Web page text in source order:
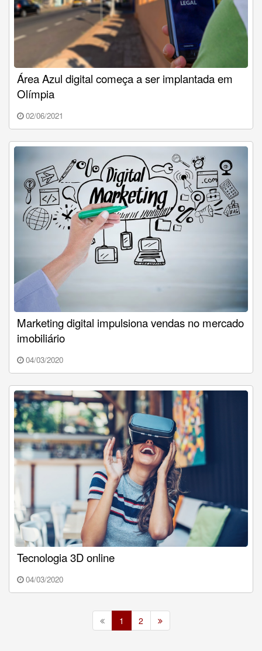
Área Azul digital começa a ser implantada em
Olímpia
02/06/2021
Marketing digital impulsiona vendas no mercado
imobiliário
04/03/2020
Tecnologia 3D online
04/03/2020
1 2